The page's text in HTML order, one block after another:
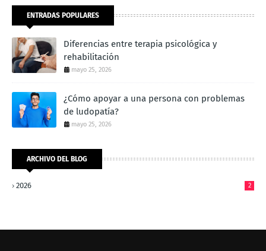
ENTRADAS POPULARES
Diferencias entre terapia psicológica y
rehabilitación
mayo 25, 2026
¿Cómo apoyar a una persona con problemas
de ludopatía?
mayo 25, 2026
ARCHIVO DEL BLOG
2026 2